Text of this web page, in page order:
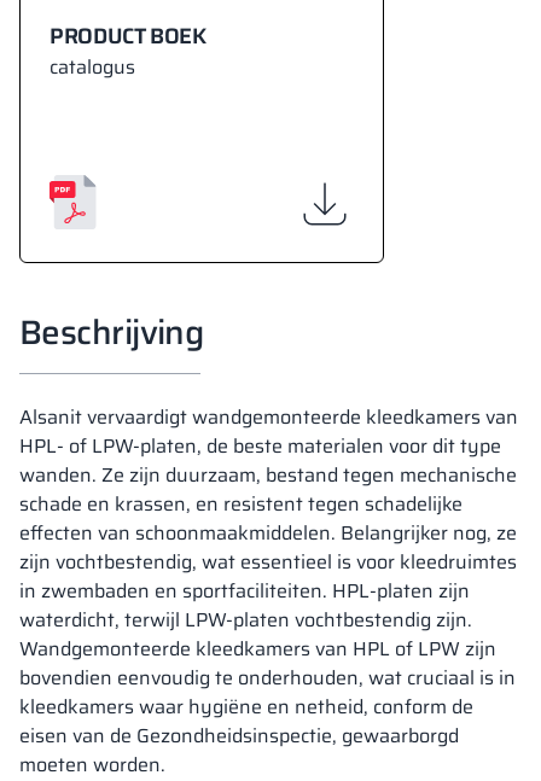
PRODUCT BOEK
catalogus
Beschrijving
Alsanit vervaardigt wandgemonteerde kleedkamers van
HPL- of LPW-platen, de beste materialen voor dit type
wanden. Ze zijn duurzaam, bestand tegen mechanische
schade en krassen, en resistent tegen schadelijke
effecten van schoonmaakmiddelen. Belangrijker nog, ze
zijn vochtbestendig, wat essentieel is voor kleedruimtes
in zwembaden en sportfaciliteiten. HPL-platen zijn
waterdicht, terwijl LPW-platen vochtbestendig zijn.
Wandgemonteerde kleedkamers van HPL of LPW zijn
bovendien eenvoudig te onderhouden, wat cruciaal is in
kleedkamers waar hygiëne en netheid, conform de
eisen van de Gezondheidsinspectie, gewaarborgd
moeten worden.